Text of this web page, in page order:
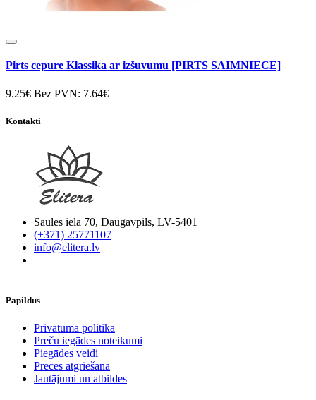
Pirts cepure Klassika ar izšuvumu [PIRTS SAIMNIECE]
9.25€ Bez PVN: 7.64€
Kontakti
Saules iela 70, Daugavpils, LV-5401
(+371) 25771107
info@elitera.lv
Papildus
​Privātuma politika
Preču iegādes noteikumi
Piegādes veidi
Preces atgriešana
Jautājumi un atbildes